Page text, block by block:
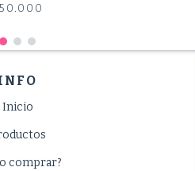
Inicio
comprar?